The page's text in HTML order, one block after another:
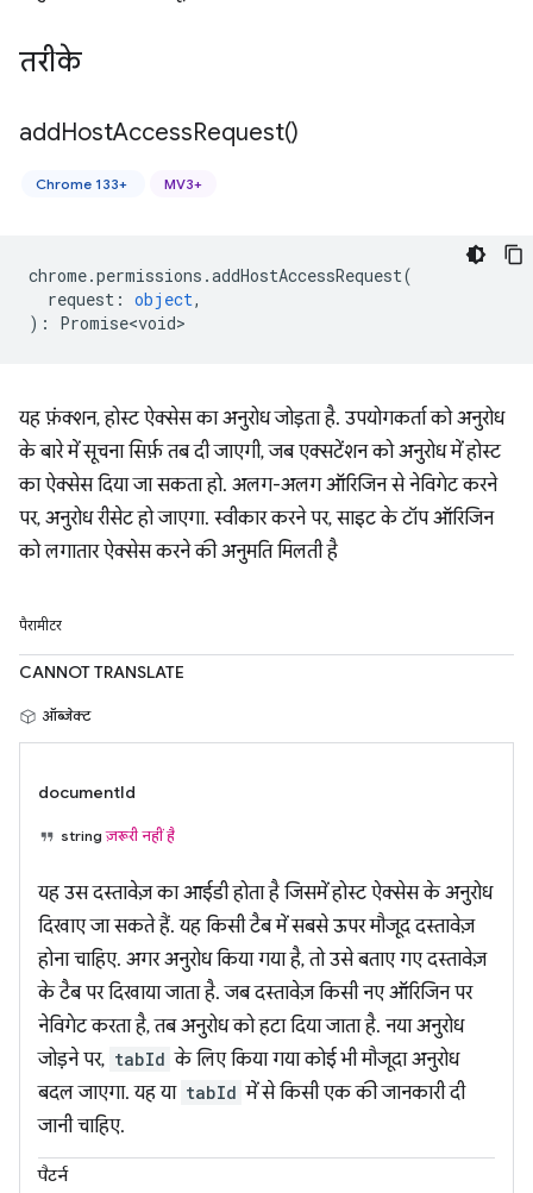
तरीके
addHostAccessRequest()
Chrome 133+ MV3+
chrome.permissions .addHostAccessRequest(
request : object,
) : Promise<void>
यह फ़ंक्शन, होस्ट ऐक्सेस का अनुरोध जोड़ता है. उपयोगकर्ता को अनुरोध
के बारे में सूचना सिर्फ़ तब दी जाएगी, जब एक्सटेंशन को अनुरोध में होस्ट
का ऐक्सेस दिया जा सकता हो. अलग-अलग ऑरिजिन से नेविगेट करने
पर, अनुरोध रीसेट हो जाएगा. स्वीकार करने पर, साइट के टॉप ऑरिजिन
को लगातार ऐक्सेस करने की अनुमति मिलती है
पैरामीटर
CANNOT TRANSLATE
ऑब्जेक्ट
documentId
stringज़रूरी नहीं है
यह उस दस्तावेज़ का आईडी होता है जिसमें होस्ट ऐक्सेस के अनुरोध
दिखाए जा सकते हैं. यह किसी टैब में सबसे ऊपर मौजूद दस्तावेज़
होना चाहिए. अगर अनुरोध किया गया है, तो उसे बताए गए दस्तावेज़
के टैब पर दिखाया जाता है. जब दस्तावेज़ किसी नए ऑरिजिन पर
नेविगेट करता है, तब अनुरोध को हटा दिया जाता है. नया अनुरोध
जोड़ने पर, tabId के लिए किया गया कोई भी मौजूदा अनुरोध
बदल जाएगा. यह या tabId में से किसी एक की जानकारी दी
जानी चाहिए.
पैटर्न